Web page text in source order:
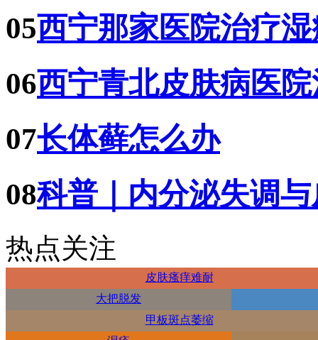
05西宁那家医院治疗
06西宁青北皮肤病医
07长体藓怎么办
08科普｜内分泌失调
热点关注
皮肤瘙痒难耐
大把脱发
甲板斑点萎缩